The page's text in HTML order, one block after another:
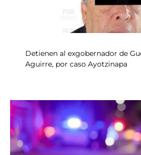
Detienen al exgobernador de
Aguirre, por caso Ayotzinapa